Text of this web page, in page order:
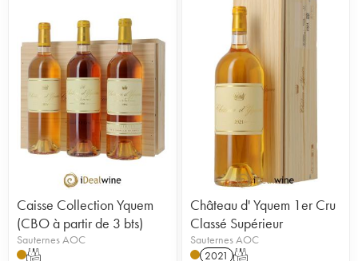
Caisse Collection Yquem
(CBO à partir de 3 bts)
Sauternes AOC
T
Château d' Yquem 1er Cru
Classé Supérieur
Sauternes AOC
2021 T